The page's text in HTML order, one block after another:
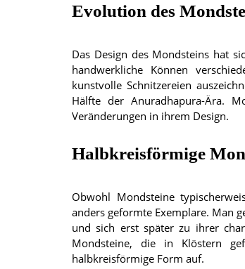
Evolution des
Das Design des Mondsteins hat
handwerkliche Können
kunstvolle Schnitzereien
Hälfte der Anuradhapura-Ära.
Veränderungen in ihrem Design.
Halbkreisförmige
Obwohl Mondsteine
anders geformte Exemplare. Man
und sich erst später zu ihrer
Mondsteine, die in Klöstern
halbkreisförmige Form auf.